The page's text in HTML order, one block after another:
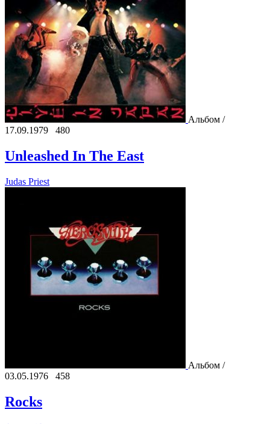
Альбом /
17.09.1979
480
Unleashed In The East
Judas Priest
Альбом /
03.05.1976
458
Rocks